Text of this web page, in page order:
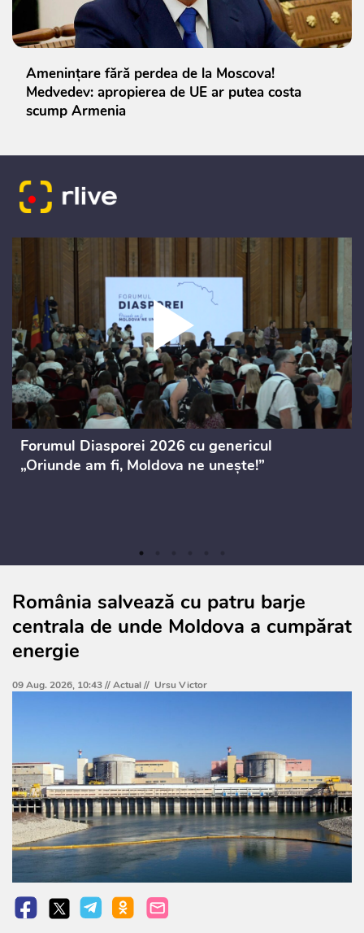
Amenințare fără perdea de la Moscova!
Medvedev: apropierea de UE ar putea costa
scump Armenia
Forumul Diasporei 2026 cu genericul
„Oriunde am fi, Moldova ne unește!”
România salvează cu patru barje
centrala de unde Moldova a cumpărat
energie
09 Aug. 2026, 10:43 //Actual// Ursu Victor